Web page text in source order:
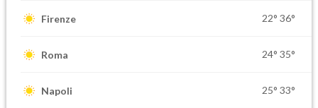
Firenze 22° 36°
Roma 24° 35°
Napoli 25° 33°